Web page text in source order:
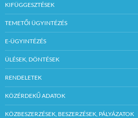
KIFÜGGESZTÉSEK
TEMETŐI ÜGYINTÉZÉS
E-ÜGYINTÉZÉS
ÜLÉSEK, DÖNTÉSEK
RENDELETEK
KÖZÉRDEKŰ ADATOK
KÖZBESZERZÉSEK, BESZERZÉSEK, PÁLYÁZATOK